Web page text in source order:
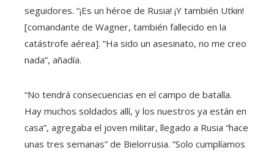
seguidores. “¡Es un héroe de Rusia! ¡Y también Utkin!
[comandante de Wagner, también fallecido en la
catástrofe aérea]. “Ha sido un asesinato, no me creo
nada”, añadía.
“No tendrá consecuencias en el campo de batalla.
Hay muchos soldados allí, y los nuestros ya están en
casa”, agregaba el joven militar, llegado a Rusia “hace
unas tres semanas” de Bielorrusia. “Solo cumplíamos